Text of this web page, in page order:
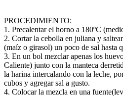
PROCEDIMIENTO:
1. Precalentar el horno a 180ºC
2. Cortar la cebolla en juliana y
(maíz o girasol) un poco de sal hasta
3. En un bol mezclar apenas los
Caliente) junto con la manteca
la harina intercalando con la leche,
cubos y agregar sal a gusto.
4. Colocar la mezcla en una